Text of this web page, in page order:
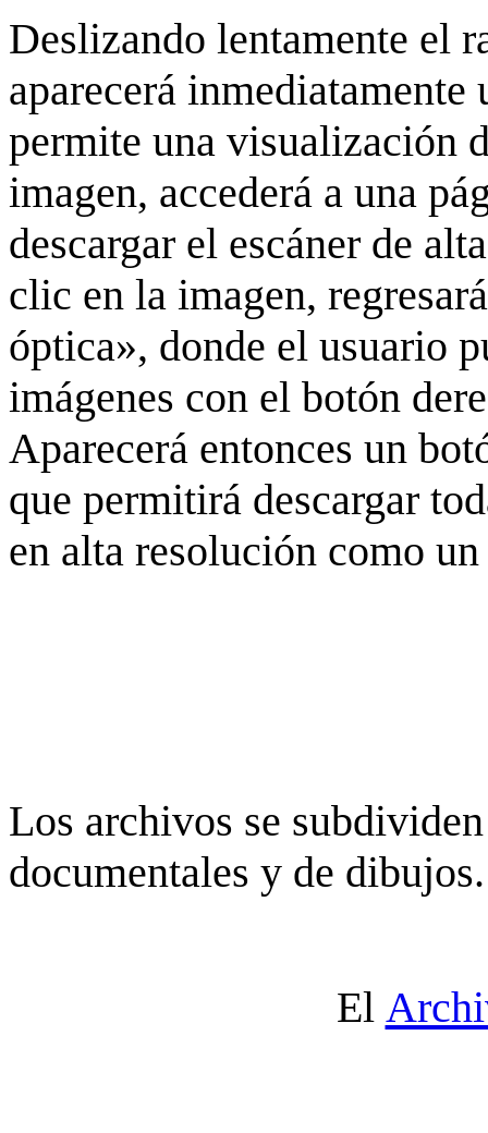
Deslizando lentamente el
aparecerá
permite una visualización
imagen, accederá a una
descargar el escáner de
clic en la imagen,
óptica», donde el usuario
imágenes con el botón
Aparecerá entonces un
que permitirá descargar
en alta resolución como
Los archivos se
documentales y de dibujos.
El